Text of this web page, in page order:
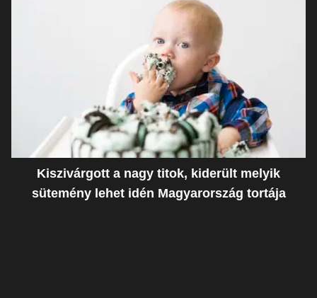
Kiszivárgott a nagy titok, kiderült melyik
sütemény lehet idén Magyarország tortája